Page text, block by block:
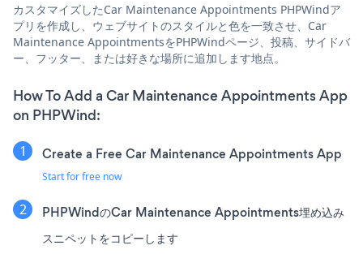
カスタマイズしたCar Maintenance Appointments PHPWindア
プリを作成し、ウェブサイトのスタイルと色を一致させ、Car
Maintenance AppointmentsをPHPWindページ、投稿、サイドバ
ー、フッター、または好きな場所に追加します地点。
How To Add a Car Maintenance Appointments App
on PHPWind:
Create a Free Car Maintenance Appointments App
Start for free now
PHPWindのCar Maintenance Appointments埋め込み
スニペットをコピーします